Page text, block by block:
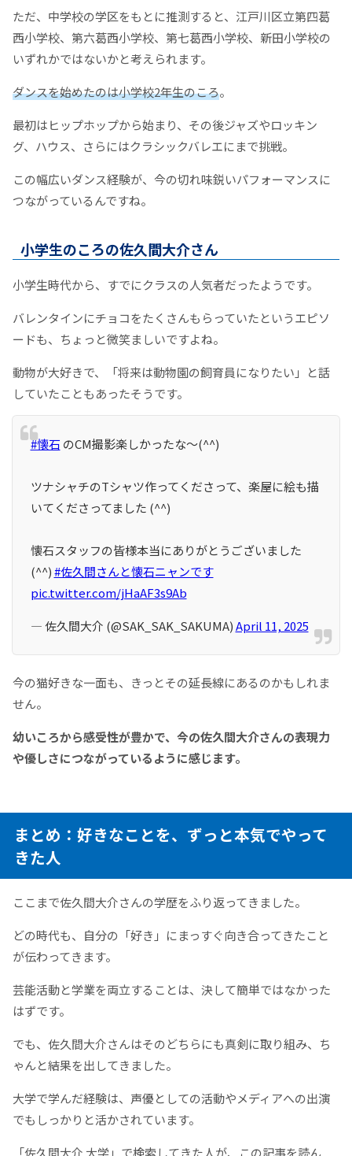
ただ、中学校の学区をもとに推測すると、江戸川区立第四葛
西小学校、第六葛西小学校、第七葛西小学校、新田小学校の
いずれかではないかと考えられます。
ダンスを始めたのは小学校2年生のころ。
最初はヒップホップから始まり、その後ジャズやロッキン
グ、ハウス、さらにはクラシックバレエにまで挑戦。
この幅広いダンス経験が、今の切れ味鋭いパフォーマンスに
つながっているんですね。
小学生のころの佐久間大介さん
小学生時代から、すでにクラスの人気者だったようです。
バレンタインにチョコをたくさんもらっていたというエピソ
ードも、ちょっと微笑ましいですよね。
動物が大好きで、「将来は動物園の飼育員になりたい」と話
していたこともあったそうです。
#懐石 のCM撮影楽しかったな〜(^^)
ツナシャチのTシャツ作ってくださって、楽屋に絵も描
いてくださってました (^^)
懐石スタッフの皆様本当にありがとうございました
(^^)#佐久間さんと懐石ニャンです
pic.twitter.com/jHaAF3s9Ab
— 佐久間大介 (@SAK_SAK_SAKUMA)April 11, 2025
今の猫好きな一面も、きっとその延長線にあるのかもしれま
せん。
幼いころから感受性が豊かで、今の佐久間大介さんの表現力
や優しさにつながっているように感じます。
まとめ：好きなことを、ずっと本気でやって
きた人
ここまで佐久間大介さんの学歴をふり返ってきました。
どの時代も、自分の「好き」にまっすぐ向き合ってきたこと
が伝わってきます。
芸能活動と学業を両立することは、決して簡単ではなかった
はずです。
でも、佐久間大介さんはそのどちらにも真剣に取り組み、ち
ゃんと結果を出してきました。
大学で学んだ経験は、声優としての活動やメディアへの出演
でもしっかりと活かされています。
「佐久間大介 大学」で検索してきた人が、この記事を読ん